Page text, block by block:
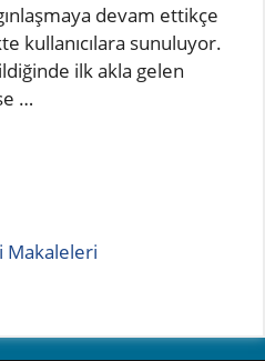
devam ettikçe
kullanıcılara sunuluyor.
ilk akla gelen
…
Makaleleri